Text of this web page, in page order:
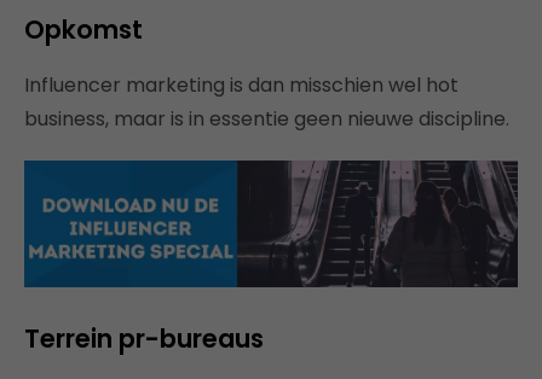
Opkomst
Influencer marketing is dan misschien wel hot
business, maar is in essentie geen nieuwe discipline.
Terrein pr-bureaus